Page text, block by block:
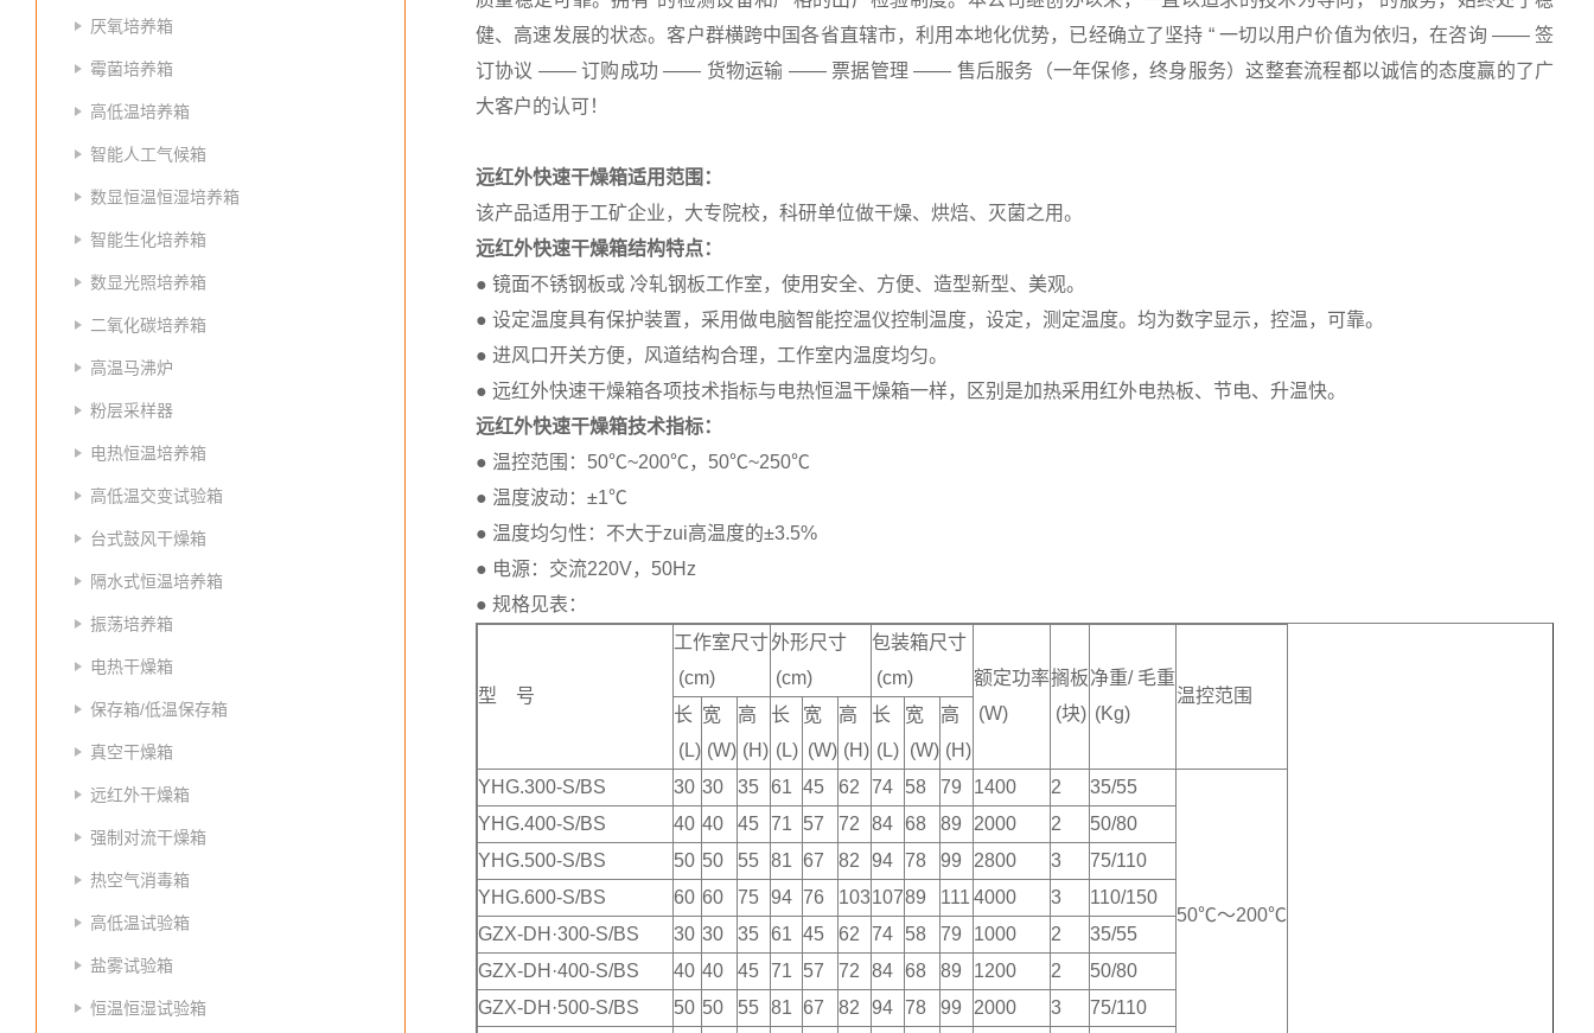
厌氧培养箱
霉菌培养箱
高低温培养箱
智能人工气候箱
数显恒温恒湿培养箱
智能生化培养箱
数显光照培养箱
二氧化碳培养箱
高温马沸炉
粉层采样器
电热恒温培养箱
高低温交变试验箱
台式鼓风干燥箱
隔水式恒温培养箱
振荡培养箱
电热干燥箱
保存箱/低温保存箱
真空干燥箱
远红外干燥箱
强制对流干燥箱
热空气消毒箱
高低温试验箱
盐雾试验箱
恒温恒湿试验箱
健、高速发展的状态。客户群横跨中国各省直辖市，利用本地化优势，已经确立了坚持 “ 一切以用户价值为依归，在咨询 —— 签
订协议 —— 订购成功 —— 货物运输 —— 票据管理 —— 售后服务（一年保修，终身服务）这整套流程都以诚信的态度赢的了广
大客户的认可！
远红外快速干燥箱适用范围：
该产品适用于工矿企业，大专院校，科研单位做干燥、烘焙、灭菌之用。
远红外快速干燥箱结构特点：
● 镜面不锈钢板或 冷轧钢板工作室，使用安全、方便、造型新型、美观。
● 设定温度具有保护装置，采用做电脑智能控温仪控制温度，设定，测定温度。均为数字显示，控温，可靠。
● 进风口开关方便，风道结构合理，工作室内温度均匀。
● 远红外快速干燥箱各项技术指标与电热恒温干燥箱一样，区别是加热采用红外电热板、节电、升温快。
远红外快速干燥箱技术指标：
● 温控范围：50℃~200℃，50℃~250℃
● 温度波动：±1℃
● 温度均匀性：不大于zui高温度的±3.5%
● 电源：交流220V，50Hz
● 规格见表：
型 号
工作室尺寸
(cm)
外形尺寸
(cm)
包装箱尺寸
(cm)
额定功率
(W)
搁板
(块)
净重/ 毛重
(Kg)
温控范围
长
(L)
宽
(W)
高
(H)
长
(L)
宽
(W)
高
(H)
长
(L)
宽
(W)
高
(H)
YHG.300-S/BS
30 30 35 61 45 62 74 58 79 1400 2 35/55
50℃～200℃
YHG.400-S/BS 40 40 45 71 57 72 84 68 89 2000 2
50/80
YHG.500-S/BS
50 50 55 81 67 82 94 78 99 2800 3
75/110
YHG.600-S/BS
60 60 75 94 76 10310789 111 4000 3
110/150
GZX-DH·300-S/BS
30 30 35 61 45 62 74 58 79 1000 2
35/55
GZX-DH·400-S/BS
40 40 45 71 57 72 84 68 89 1200 2
50/80
GZX-DH·500-S/BS
50 50 55 81 67 82 94 78 99 2000 3
75/110